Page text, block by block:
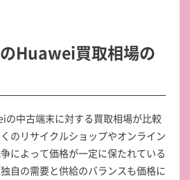
Huawei買取相場の
の中古端末に対する買取相場が比較
のリサイクルショップやオンライン
によって価格が一定に保たれている
自の需要と供給のバランスも価格に